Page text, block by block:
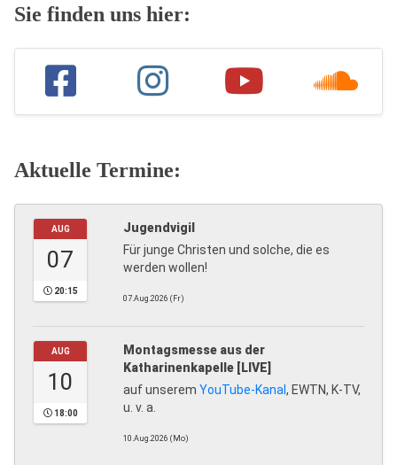
Sie finden uns hier:
Aktuelle Termine:
AUG
07
20:15
Jugendvigil
Für junge Christen und solche, die es
werden wollen!
07.Aug.2026 (Fr)
AUG
10
18:00
Montagsmesse aus der
Katharinenkapelle [LIVE]
auf unserem YouTube-Kanal, EWTN, K-TV,
u. v. a.
10.Aug.2026 (Mo)